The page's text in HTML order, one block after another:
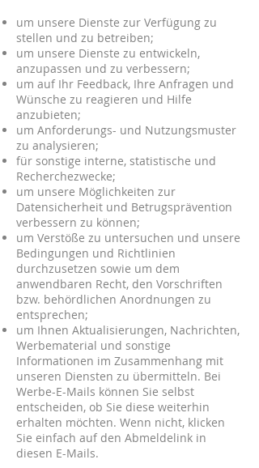
um unsere Dienste zur Verfügung zu
stellen und zu betreiben;
um unsere Dienste zu entwickeln,
anzupassen und zu verbessern;
um auf Ihr Feedback, Ihre Anfragen und
Wünsche zu reagieren und Hilfe
anzubieten;
um Anforderungs- und Nutzungsmuster
zu analysieren;
für sonstige interne, statistische und
Recherchezwecke;
um unsere Möglichkeiten zur
Datensicherheit und Betrugsprävention
verbessern zu können;
um Verstöße zu untersuchen und unsere
Bedingungen und Richtlinien
durchzusetzen sowie um dem
anwendbaren Recht, den Vorschriften
bzw. behördlichen Anordnungen zu
entsprechen;
um Ihnen Aktualisierungen, Nachrichten,
Werbematerial und sonstige
Informationen im Zusammenhang mit
unseren Diensten zu übermitteln. Bei
Werbe-E-Mails können Sie selbst
entscheiden, ob Sie diese weiterhin
erhalten möchten. Wenn nicht, klicken
Sie einfach auf den Abmeldelink in
diesen E-Mails.